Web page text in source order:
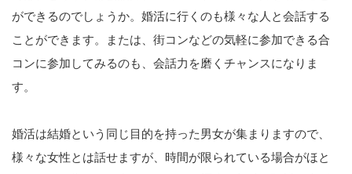
ができるのでしょうか。婚活に行くのも様々な人と会話する
ことができます。または、街コンなどの気軽に参加できる合
コンに参加してみるのも、会話力を磨くチャンスになりま
す。
婚活は結婚という同じ目的を持った男女が集まりますので、
様々な女性とは話せますが、時間が限られている場合がほと